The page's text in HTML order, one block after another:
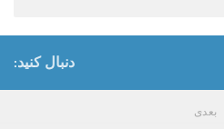
دنبال کنید:
بعدی